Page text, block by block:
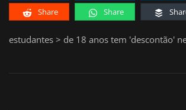
Share
Share
estudantes > de 18 anos tem 'descontão'